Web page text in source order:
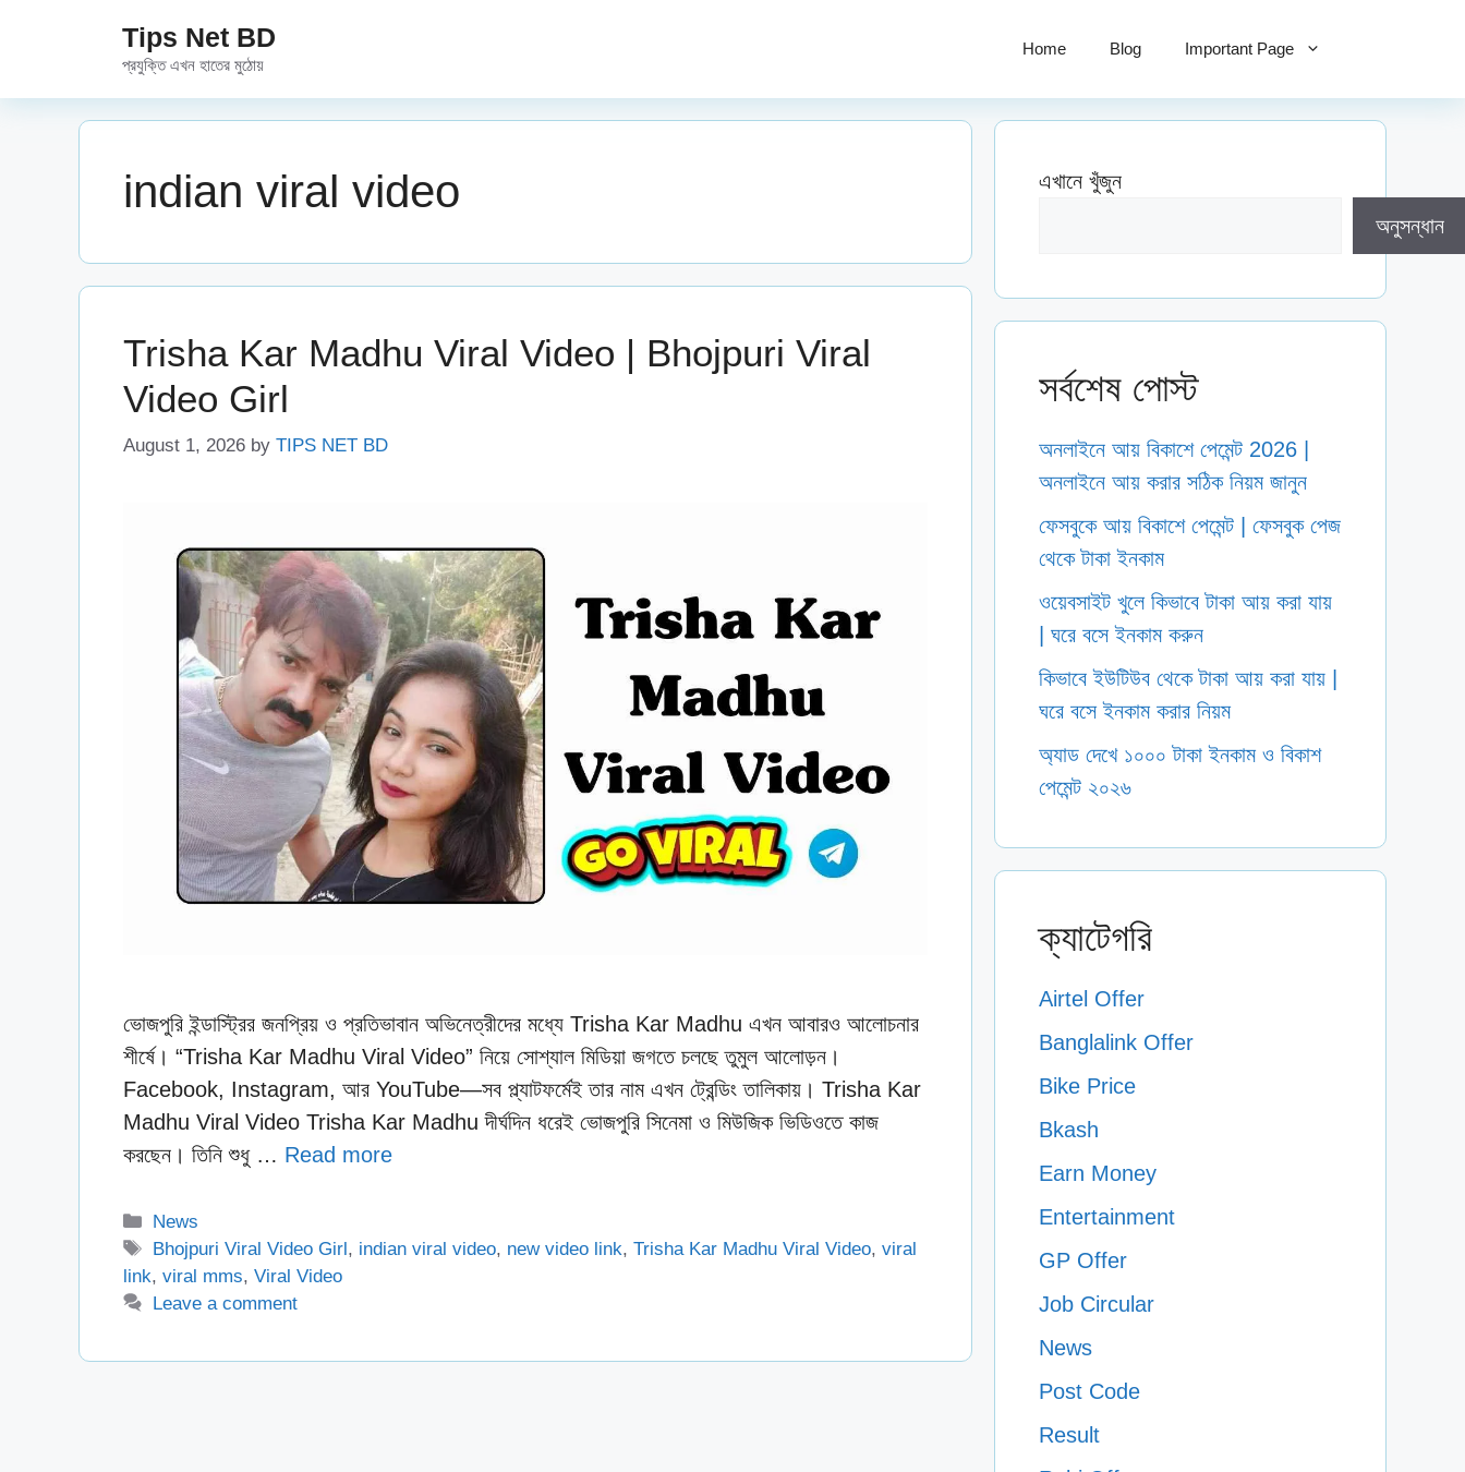
Tips Net BD
প্রযুক্তি এখন হাতের মুঠোয়
Home Blog Important Page
indian viral video
Trisha Kar Madhu Viral Video | Bhojpuri Viral
Video Girl
August 1, 2026 by TIPS NET BD
ভোজপুরি ইন্ডাস্ট্রির জনপ্রিয় ও প্রতিভাবান অভিনেত্রীদের মধ্যে Trisha Kar Madhu এখন আবারও আলোচনার
শীর্ষে। “Trisha Kar Madhu Viral Video” নিয়ে সোশ্যাল মিডিয়া জগতে চলছে তুমুল আলোড়ন।
Facebook, Instagram, আর YouTube—সব প্ল্যাটফর্মেই তার নাম এখন ট্রেন্ডিং তালিকায়। Trisha Kar
Madhu Viral Video Trisha Kar Madhu দীর্ঘদিন ধরেই ভোজপুরি সিনেমা ও মিউজিক ভিডিওতে কাজ
করছেন। তিনি শুধু … Read more
Categories
News
Tags
Bhojpuri Viral Video Girl, indian viral video, new video link,Trisha Kar Madhu Viral Video,viral
link, viral mms, Viral Video
Leave a comment
এখানে খুঁজুন
অনুসন্ধান
সর্বশেষ পোস্ট
অনলাইনে আয় বিকাশে পেমেন্ট 2026 |
অনলাইনে আয় করার সঠিক নিয়ম জানুন
ফেসবুকে আয় বিকাশে পেমেন্ট | ফেসবুক পেজ
থেকে টাকা ইনকাম
ওয়েবসাইট খুলে কিভাবে টাকা আয় করা যায়
| ঘরে বসে ইনকাম করুন
কিভাবে ইউটিউব থেকে টাকা আয় করা যায় |
ঘরে বসে ইনকাম করার নিয়ম
অ্যাড দেখে ১০০০ টাকা ইনকাম ও বিকাশ
পেমেন্ট ২০২৬
ক্যাটেগরি
Airtel Offer
Banglalink Offer
Bike Price
Bkash
Earn Money
Entertainment
GP Offer
Job Circular
News
Post Code
Result